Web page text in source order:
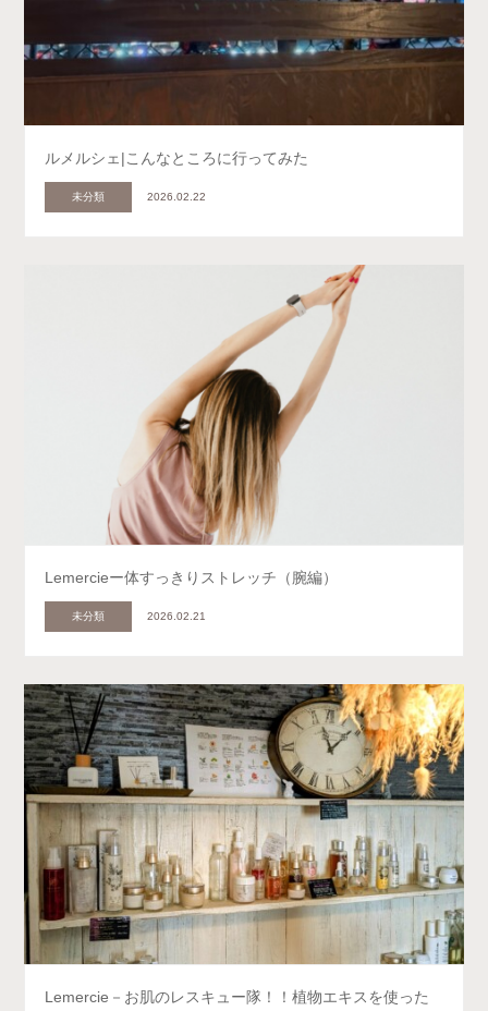
ルメルシェ|こんなところに行ってみた
未分類 2026.02.22
Lemercieー体すっきりストレッチ（腕編）
未分類 2026.02.21
Lemercie－お肌のレスキュー隊！！植物エキスを使った